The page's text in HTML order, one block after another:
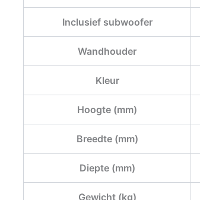
Inclusief subwoofer
Wandhouder
Kleur
Hoogte (mm)
Breedte (mm)
Diepte (mm)
Gewicht (kg)